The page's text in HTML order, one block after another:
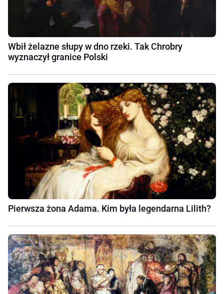
Wbił żelazne słupy w dno rzeki. Tak Chrobry
wyznaczył granice Polski
Pierwsza żona Adama. Kim była legendarna Lilith?